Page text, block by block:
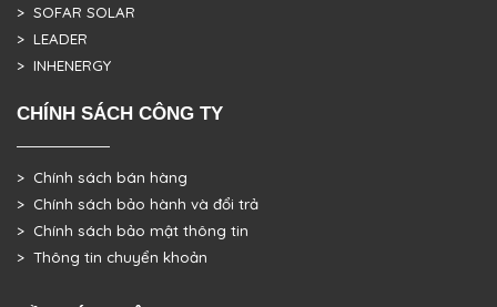
> SOFAR SOLAR
> LEADER
> INHENERGY
CHÍNH SÁCH CÔNG TY
> Chính sách bán hàng
> Chính sách bảo hành và đổi trả
> Chính sách bảo mật thông tin
> Thông tin chuyển khoản